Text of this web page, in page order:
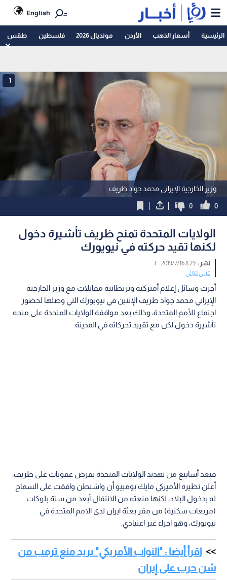
English
الرئيسية أسعار الذهب الأردن مونديال 2026 فلسطين طقس
وزير الخارجية الإيراني محمد جواد ظريف
1
0
0
الولايات المتحدة تمنح ظريف تأشيرة دخول
لكنها تقيد حركته في نيويورك
نشر :8:29 2019/7/16
|
عربي دولي
أجرت وسائل إعلام أميركية وبريطانية مقابلات مع وزير الخارجية
الإيراني محمد جواد ظريف الإثنين في نيويورك التي وصلها لحضور
اجتماع للأمم المتحدة، وذلك بعد موافقة الولايات المتحدة على منحه
تأشيرة دخول لكن مع تقييد تحركاته في المدينة.
فبعد أسابيع من تهديد الولايات المتحدة بفرض عقوبات على ظريف،
أعلن نظيره الأميركي مايك بومبيو أن واشنطن وافقت على السماح
له بدخول البلاد، لكنها منعته من الانتقال أبعد من ستة بلوكات
(مربعات سكنية) من مقر بعثة ايران لدى الامم المتحدة في
نيويورك، وهو اجراء غير اعتيادي.
اقرأ أيضا : "النواب الأمريكي" يريد منع ترمب من
شن حرب على إيران